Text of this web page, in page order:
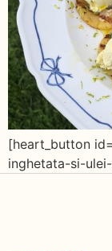
[heart_button
inghetata-si-